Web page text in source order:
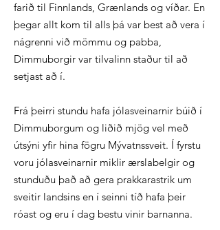
farið til Finnlands, Grænlands og víðar. En
þegar allt kom til alls þá var best að vera í
nágrenni við mömmu og pabba,
Dimmuborgir var tilvalinn staður til að
setjast að í.
Frá þeirri stundu hafa jólasveinarnir búið í
Dimmuborgum og liðið mjög vel með
útsýni yfir hina fögru Mývatnssveit. Í fyrstu
voru jólasveinarnir miklir ærslabelgir og
stunduðu það að gera prakkarastrik um
sveitir landsins en í seinni tíð hafa þeir
róast og eru í dag bestu vinir barnanna.